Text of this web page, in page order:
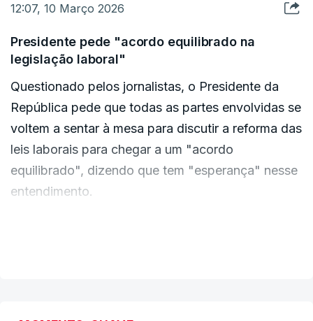
12:07, 10 Março 2026
Presidente pede "acordo equilibrado na
legislação laboral"
Questionado pelos jornalistas, o Presidente da
República pede que todas as partes envolvidas se
voltem a sentar à mesa para discutir a reforma das
leis laborais para chegar a um "acordo
equilibrado", dizendo que tem "esperança" nesse
entendimento.